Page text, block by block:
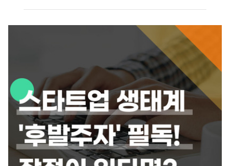
의 창업 단계를 지나 성장 단계에 돌입한 스타트업은 유니콘 기업까지 달
과정을 지나는 중에 여러 문제를 맞닥뜨리게 되는데요, 이 문제들을 어떤
식으로 해결을 하는가에 따라서 성공을 할 수도 있고, 실패를 할 수도 있습
니다. 이와 같이 기업의 생사를 결정짓는 중요한 과정인 만큼, 스타트업에
서 스케일업으로 성장하는 과정에서는 전략 및 관리가 체계적으로 잘..